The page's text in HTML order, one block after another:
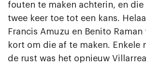
fouten te maken achterin, en
twee keer toe tot een kans.
Francis Amuzu en Benito
kort om die af te maken. Enkele
de rust was het opnieuw